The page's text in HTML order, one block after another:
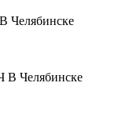
Челябинске